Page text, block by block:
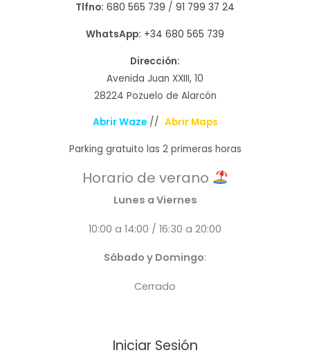
Tlfno: 680 565 739 / 91 799 37 24
WhatsApp: +34 680 565 739
Dirección:
Avenida Juan XXIII, 10
28224 Pozuelo de Alarcón
Abrir Waze// Abrir Maps
Parking gratuito las 2 primeras horas
Horario de verano
Lunes a Viernes
10:00 a 14:00 / 16:30 a 20:00
Sábado y Domingo:
Cerrado
Iniciar Sesión